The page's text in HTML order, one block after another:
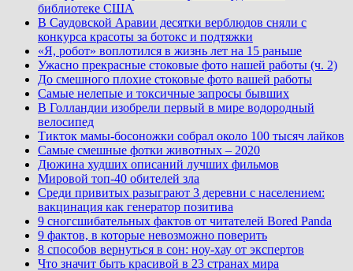
библиотеке США
В Саудовской Аравии десятки верблюдов сняли с
конкурса красоты за ботокс и подтяжки
«Я, робот» воплотился в жизнь лет на 15 раньше
Ужасно прекрасные стоковые фото нашей работы (ч. 2)
До смешного плохие стоковые фото вашей работы
Самые нелепые и токсичные запросы бывших
В Голландии изобрели первый в мире водородный
велосипед
Тикток мамы-босоножки собрал около 100 тысяч лайков
Самые смешные фотки животных – 2020
Дюжина худших описаний лучших фильмов
Мировой топ-40 обителей зла
Среди привитых разыграют 3 деревни с населением:
вакцинация как генератор позитива
9 сногсшибательных фактов от читателей Bored Panda
9 фактов, в которые невозможно поверить
8 способов вернуться в сон: ноу-хау от экспертов
Что значит быть красивой в 23 странах мира